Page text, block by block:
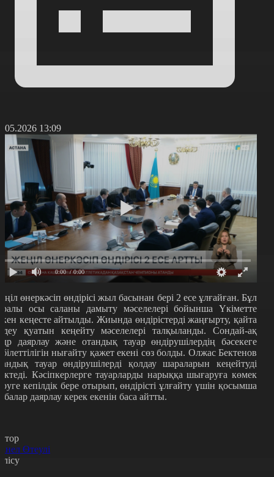
13:09
0:00 / 0:00
өнеркәсіп өндірісіжыл басынан бері 2 есе ұлғайған. Бұл
осы саланы дамыту мәселелері бойынша Үкіметте
кеңесте айтылды. Жиында өндірістерді жаңғырту, қайта
қуатын кеңейту мәселелері талқыланды. Сондай-ақ
даярлау және отандық тауар өндірушілердің бәсекеге
нығайту қажет екені сөз болды. Олжас Бектенов
тауар өндірушілерді қолдау шараларын кеңейтуді
Кәсіпкерлерге тауарларды нарыққа шығаруға көмек
кепілдік бере отырып, өндірісті ұлғайту үшін қосымша
даярлау керек екенін баса айтты.
Өтеулі